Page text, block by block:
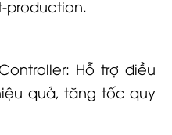
production.
Hỗ trợ điều
quả, tăng tốc quy